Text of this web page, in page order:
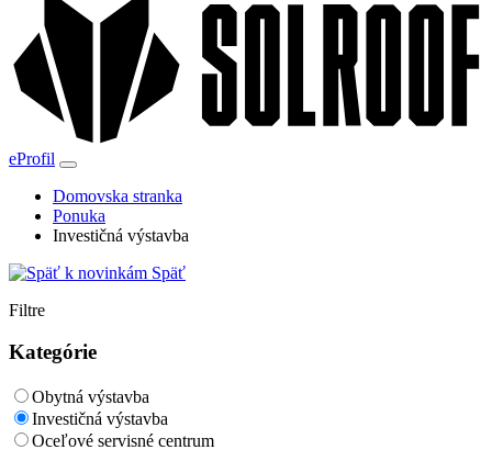
eProfil
Domovska stranka
Ponuka
Investičná výstavba
Späť
Filtre
Kategórie
Obytná výstavba
Investičná výstavba
Oceľové servisné centrum